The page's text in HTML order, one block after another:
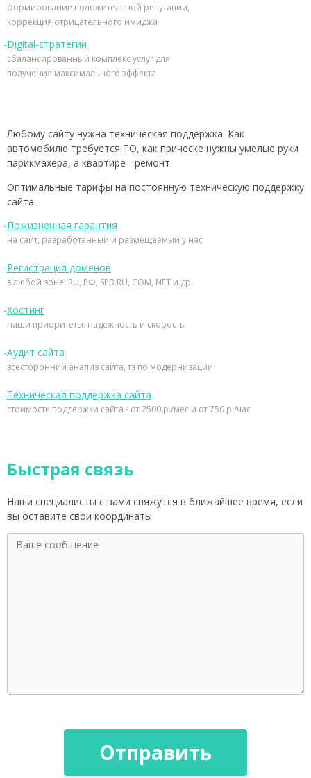
формирование положительной репутации,
коррекция отрицательного имиджа
Digital-стратегии
сбалансированный комплекс услуг для
получения максимального эффекта
Любому сайту нужна техническая поддержка. Как
автомобилю требуется ТО, как прическе нужны умелые руки
парикмахера, а квартире - ремонт.
Оптимальные тарифы на постоянную техническую поддержку
сайта.
Пожизненная гарантия
на сайт, разработанный и размещаемый у нас
Регистрация доменов
в любой зоне: RU, РФ, SPB.RU, COM, NET и др.
Хостинг
наши приоритеты: надежность и скорость
Аудит сайта
всесторонний анализ сайта, тз по модернизации
Техническая поддержка сайта
стоимость поддержки сайта - от 2500 р./мес и от 750 р./час
Быстрая связь
Наши специалисты с вами свяжутся в ближайшее время, если
вы оставите свои координаты.